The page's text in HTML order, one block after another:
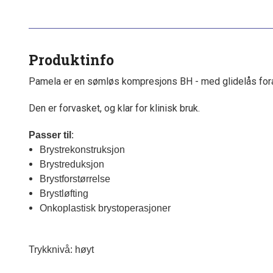
Produktinfo
Pamela er en sømløs kompresjons BH - med glidelås
Den er forvasket, og klar for klinisk bruk.
Passer til :
Brystrekonstruksjon
Brystreduksjon
Brystforstørrelse
Brystløfting
Onkoplastisk brystoperasjoner
Trykknivå: høyt